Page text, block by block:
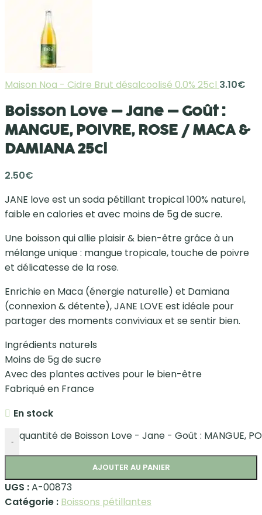
Maison Noa - Cidre Brut désalcoolisé 0.0% 25cl 3.10€
Boisson Love – Jane – Goût :
MANGUE, POIVRE, ROSE / MACA &
DAMIANA 25cl
2.50€
JANE love est un soda pétillant tropical 100% naturel,
faible en calories et avec moins de 5g de sucre.
Une boisson qui allie plaisir & bien-être grâce à un
mélange unique : mangue tropicale, touche de poivre
et délicatesse de la rose.
Enrichie en Maca (énergie naturelle) et Damiana
(connexion & détente), JANE LOVE est idéale pour
partager des moments conviviaux et se sentir bien.
Ingrédients naturels
Moins de 5g de sucre
Avec des plantes actives pour le bien-être
Fabriqué en France
En stock
- quantité de Boisson Love - Jane - Goût : MANGUE,
AJOUTER AU PANIER
UGS :A-00873
Catégorie : Boissons pétillantes